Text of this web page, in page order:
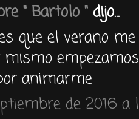
" Bartolo " dijo...
que el verano
mismo
animarme
de 2016 a